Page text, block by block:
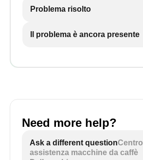
Problema risolto
Il problema è ancora presente
Need more help?
Ask a different questionCentro
assistenza macchine da caffè